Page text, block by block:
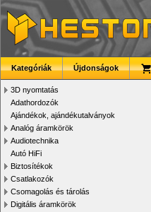
Kategóriák Újdonságok
3D nyomtatás
Adathordozók
Ajándékok, ajándékutalványok
Analóg áramkörök
Audiotechnika
Autó HiFi
Biztosítékok
Csatlakozók
Csomagolás és tárolás
Digitális áramkörök